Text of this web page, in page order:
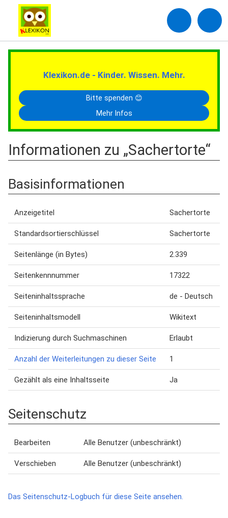
Klexikon.de - Kinder. Wissen. Mehr.
Bitte spenden 😊
Mehr Infos
Informationen zu „Sachertorte“
Basisinformationen
Anzeigetitel Sachertorte
Standardsortierschlüssel Sachertorte
Seitenlänge (in Bytes) 2.339
Seitenkennnummer 17322
Seiteninhaltssprache de - Deutsch
Seiteninhaltsmodell Wikitext
Indizierung durch Suchmaschinen Erlaubt
Anzahl der Weiterleitungen zu dieser Seite 1
Gezählt als eine Inhaltsseite Ja
Seitenschutz
Bearbeiten Alle Benutzer (unbeschränkt)
Verschieben Alle Benutzer (unbeschränkt)
Das Seitenschutz-Logbuch für diese Seite ansehen.